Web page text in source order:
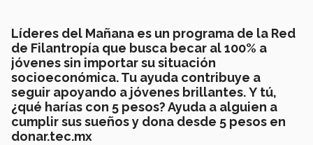
Líderes del Mañana es un programa de la Red
de Filantropía que busca becar al 100% a
jóvenes sin importar su situación
socioeconómica. Tu ayuda contribuye a
seguir apoyando a jóvenes brillantes. Y tú,
¿qué harías con 5 pesos? Ayuda a alguien a
cumplir sus sueños y dona desde 5 pesos en
donar.tec.mx